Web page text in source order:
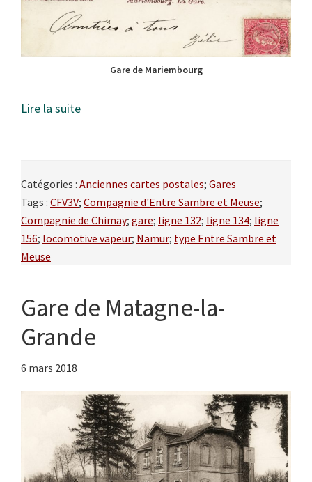
Gare de Mariembourg
Lire la suite
Catégories : Anciennes cartes postales; Gares
Tags : CFV3V; Compagnie d'Entre Sambre et Meuse;
Compagnie de Chimay; gare; ligne 132; ligne 134; ligne
156; locomotive vapeur; Namur; type Entre Sambre et
Meuse
Gare de Matagne-la-
Grande
6 mars 2018